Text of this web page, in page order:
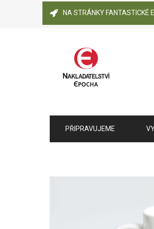
NA STRÁNKY FANTASTICKÉ
PŘIPRAVUJEME